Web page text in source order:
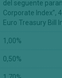
del seguente
Corporate Index”,
Euro Treasury Bill
1,00%
0,50%
di ogni
ai potenziali
prodotti